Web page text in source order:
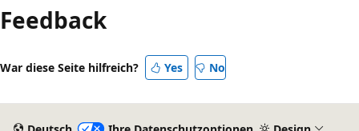
Feedback
War diese Seite hilfreich? Yes No